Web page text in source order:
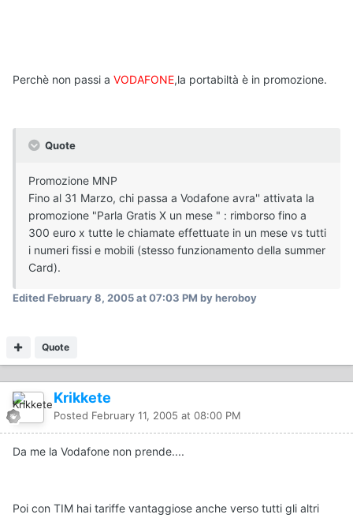
Perchè non passi a VODAFONE,la portabiltà è in promozione.
Quote
Promozione MNP
Fino al 31 Marzo, chi passa a Vodafone avra'' attivata la
promozione "Parla Gratis X un mese " : rimborso fino a
300 euro x tutte le chiamate effettuate in un mese vs tutti
i numeri fissi e mobili (stesso funzionamento della summer
Card).
EditedFebruary 8, 2005 at 07:03 PM by heroboy
Quote
Krikkete
Posted February 11, 2005 at 08:00 PM
Da me la Vodafone non prende....
Poi con TIM hai tariffe vantaggiose anche verso tutti gli altri